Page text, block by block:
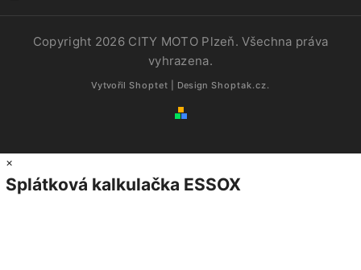
Copyright 2026 CITY MOTO Plzeň. Všechna práva
vyhrazena.
Vytvořil Shoptet | Design Shoptak.cz.
×
Splátková kalkulačka ESSOX